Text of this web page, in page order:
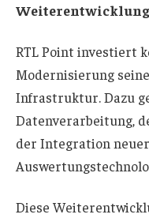
Weiterentwicklung
RTL Point investiert
Modernisierung
Infrastruktur. Dazu
Datenverarbeitung,
der Integration
Diese